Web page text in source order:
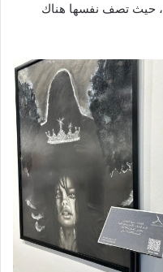
يحمل اسم المستخدم “mero40000″، حيث تصف نفسها هناك